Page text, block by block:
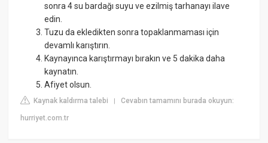
sonra 4 su bardağı suyu ve ezilmiş tarhanayı ilave
edin.
Tuzu da ekledikten sonra topaklanmaması için
devamlı karıştırın.
Kaynayınca karıştırmayı bırakın ve 5 dakika daha
kaynatın.
Afiyet olsun.
Kaynak kaldırma talebi |Cevabın tamamını burada okuyun:
hurriyet.com.tr